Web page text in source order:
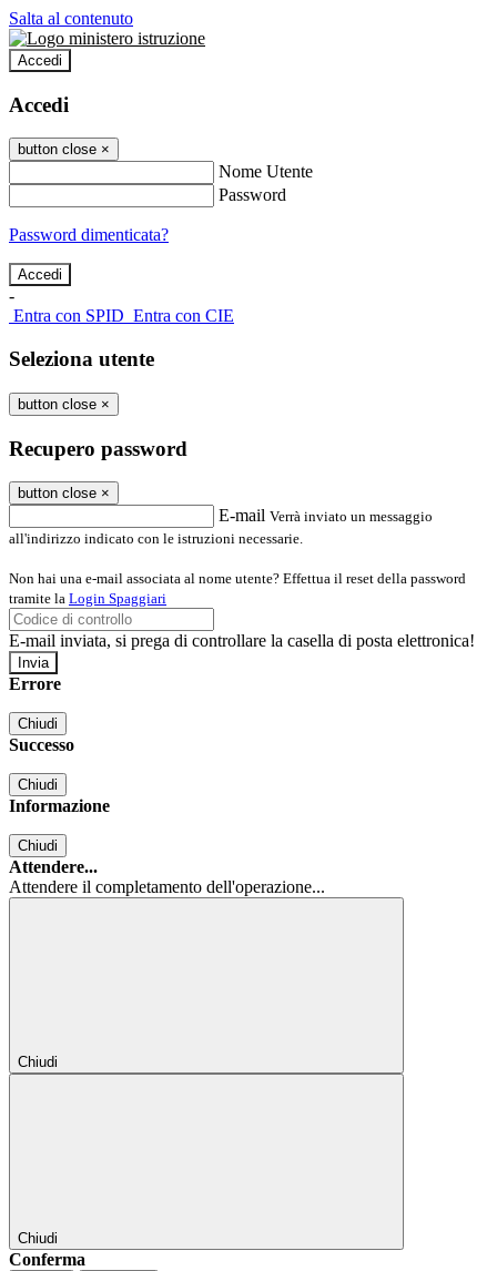
Salta al contenuto
Accedi
Accedi
button close ×
Nome Utente
Password
Password dimenticata?
-
Entra con SPID Entra con CIE
Seleziona utente
button close ×
Recupero password
button close ×
E-mail Verrà inviato un messaggio
all'indirizzo indicato con le istruzioni necessarie.
Non hai una e-mail associata al nome utente? Effettua il reset della password
tramite la Login Spaggiari
E-mail inviata, si prega di controllare la casella di posta elettronica!
Errore
Chiudi
Successo
Chiudi
Informazione
Chiudi
Attendere...
Attendere il completamento dell'operazione...
Chiudi
Chiudi
Conferma